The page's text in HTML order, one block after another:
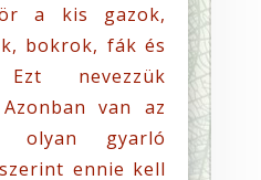
a kis gazok,
bokrok, fák és
nevezzük
van az
olyan gyarló
ennie kell